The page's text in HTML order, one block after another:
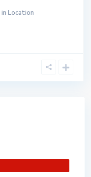
in Location